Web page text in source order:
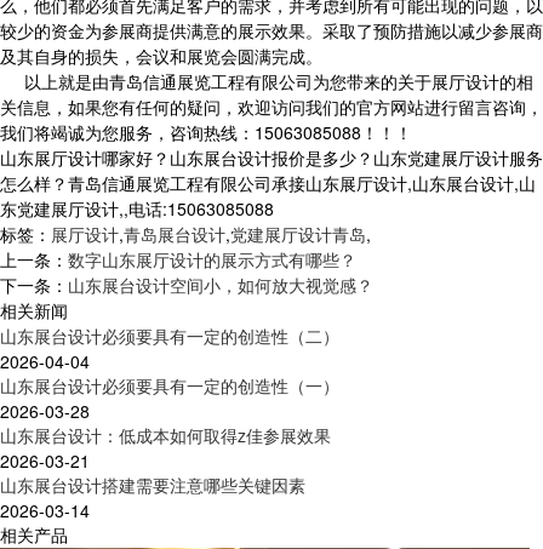
么，他们都必须首先满足客户的需求，并考虑到所有可能出现的问题，以
较少的资金为参展商提供满意的展示效果。采取了预防措施以减少参展商
及其自身的损失，会议和展览会圆满完成。
以上就是由青岛信通展览工程有限公司为您带来的关于展厅设计的相
关信息，如果您有任何的疑问，欢迎访问我们的官方网站进行留言咨询，
我们将竭诚为您服务，咨询热线：15063085088！！！
山东展厅设计哪家好？山东展台设计报价是多少？山东党建展厅设计服务
怎么样？青岛信通展览工程有限公司承接山东展厅设计,山东展台设计,山
东党建展厅设计,,电话:15063085088
标签： 展厅设计,青岛展台设计,党建展厅设计青岛,
上一条： 数字山东展厅设计的展示方式有哪些？
下一条： 山东展台设计空间小，如何放大视觉感？
相关新闻
山东展台设计必须要具有一定的创造性（二）
2026-04-04
山东展台设计必须要具有一定的创造性（一）
2026-03-28
山东展台设计：低成本如何取得z佳参展效果
2026-03-21
山东展台设计搭建需要注意哪些关键因素
2026-03-14
相关产品